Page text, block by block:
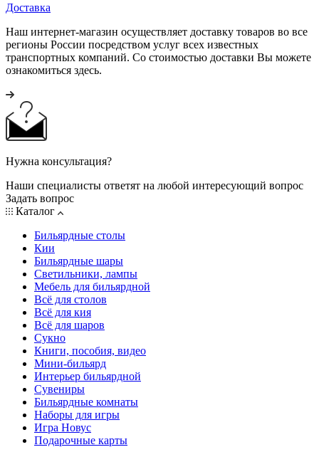
Доставка
Наш интернет-магазин осуществляет доставку товаров во все
регионы России посредством услуг всех известных
транспортных компаний. Со стоимостью доставки Вы можете
ознакомиться здесь.
Нужна консультация?
Наши специалисты ответят на любой интересующий вопрос
Задать вопрос
Каталог
Бильярдные столы
Кии
Бильярдные шары
Светильники, лампы
Мебель для бильярдной
Всё для столов
Всё для кия
Всё для шаров
Сукно
Книги, пособия, видео
Мини-бильярд
Интерьер бильярдной
Сувениры
Бильярдные комнаты
Наборы для игры
Игра Новус
Подарочные карты